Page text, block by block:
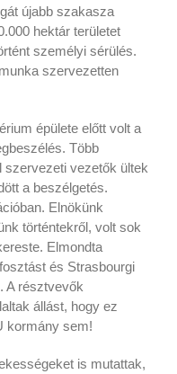
újabb szakasza
hektár területet
személyi sérülés.
szervezetten
épülete előtt volt a
Több
szervezeti vezetők ültek
a beszélgetés.
Elnökünk
történtekről, volt sok
Elmondta
és Strasbourgi
A résztvevők
állást, hogy ez
kormány sem!
is mutattak,